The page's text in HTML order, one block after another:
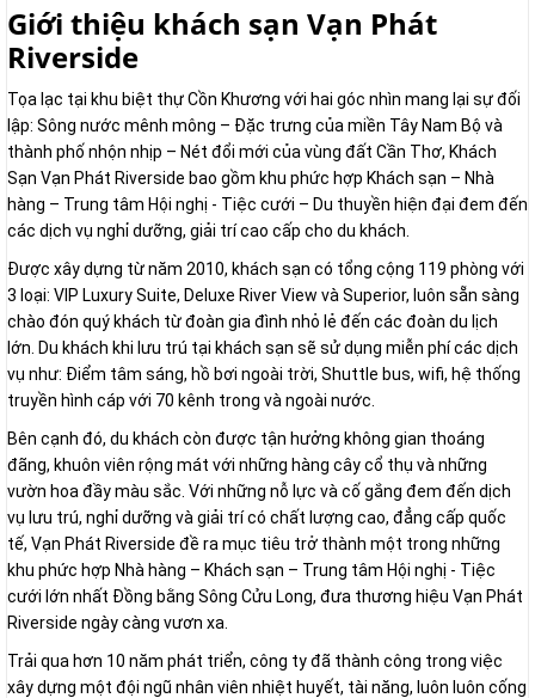
Giới thiệu khách sạn Vạn Phát
Riverside
Tọa lạc tại khu biệt thự Cồn Khương với hai góc nhìn mang lại sự đối
lập: Sông nước mênh mông – Đặc trưng của miền Tây Nam Bộ và
thành phố nhộn nhịp – Nét đổi mới của vùng đất Cần Thơ, Khách
Sạn Vạn Phát Riverside bao gồm khu phức hợp Khách sạn – Nhà
hàng – Trung tâm Hội nghị - Tiệc cưới – Du thuyền hiện đại đem đến
các dịch vụ nghỉ dưỡng, giải trí cao cấp cho du khách.
Được xây dựng từ năm 2010, khách sạn có tổng cộng 119 phòng với
3 loại: VIP Luxury Suite, Deluxe River View và Superior, luôn sẵn sàng
chào đón quý khách từ đoàn gia đình nhỏ lẻ đến các đoàn du lịch
lớn. Du khách khi lưu trú tại khách sạn sẽ sử dụng miễn phí các dịch
vụ như: Điểm tâm sáng, hồ bơi ngoài trời, Shuttle bus, wifi, hệ thống
truyền hình cáp với 70 kênh trong và ngoài nước.
Bên cạnh đó, du khách còn được tận hưởng không gian thoáng
đãng, khuôn viên rộng mát với những hàng cây cổ thụ và những
vườn hoa đầy màu sắc. Với những nỗ lực và cố gắng đem đến dịch
vụ lưu trú, nghỉ dưỡng và giải trí có chất lượng cao, đẳng cấp quốc
tế, Vạn Phát Riverside đề ra mục tiêu trở thành một trong những
khu phức hợp Nhà hàng – Khách sạn – Trung tâm Hội nghị - Tiệc
cưới lớn nhất Đồng bằng Sông Cửu Long, đưa thương hiệu Vạn Phát
Riverside ngày càng vươn xa.
Trải qua hơn 10 năm phát triển, công ty đã thành công trong việc
xây dựng một đội ngũ nhân viên nhiệt huyết, tài năng, luôn luôn cống